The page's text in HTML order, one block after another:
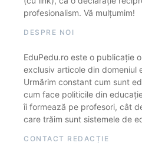
profesionalism. Vă mulțumim!
DESPRE NOI
EduPedu.ro este o publicație
exclusiv articole din domeniul
Urmărim constant cum sunt
cum face politicile din
îi formează pe profesori, cât
care trăim sunt sistemele de
CONTACT REDACȚIE